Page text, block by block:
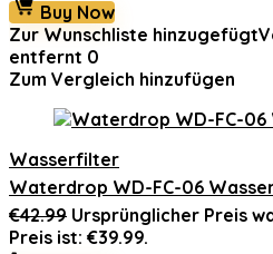
Buy Now
Zur Wunschliste hinzugefügt
entfernt 0
Zum Vergleich hinzufügen
Wasserfilter
Waterdrop WD-FC-06
€42.99 Ursprünglicher Preis
Preis ist: €39.99.